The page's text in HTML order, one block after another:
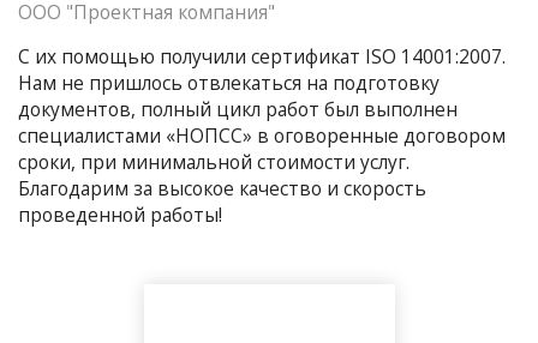
ООО "Проектная компания"
С их помощью получили сертификат ISO 14001:2007.
Нам не пришлось отвлекаться на подготовку
документов, полный цикл работ был выполнен
специалистами «НОПСС» в оговоренные договором
сроки, при минимальной стоимости услуг.
Благодарим за высокое качество и скорость
проведенной работы!